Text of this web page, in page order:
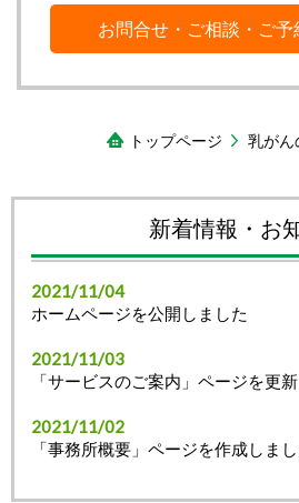
お問合せ・ご相談・ご
トップページ 乳がん
新着情報・お
2021/11/04
ホームページを公開しました
2021/11/03
「サービスのご案内」ページを更
2021/11/02
「事務所概要」ページを作成しま